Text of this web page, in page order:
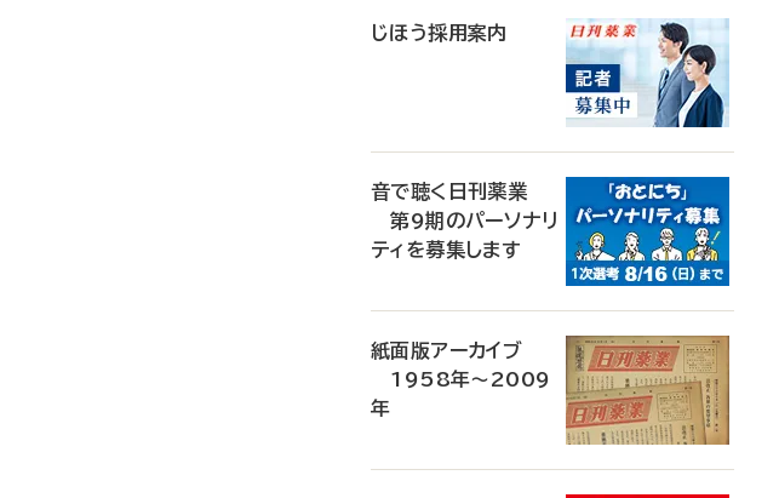
じほう採用案内
音で聴く日刊薬業
第9期のパーソナリ
ティを募集します
紙面版アーカイブ
1958年～2009
年